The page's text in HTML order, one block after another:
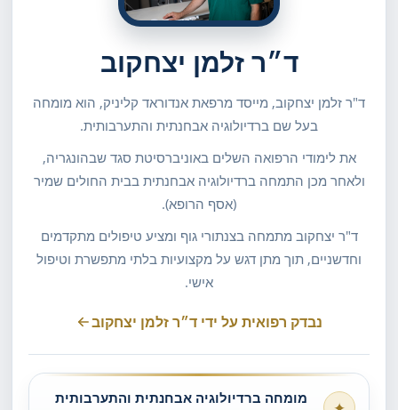
ד״ר זלמן יצחקוב
ד"ר זלמן יצחקוב, מייסד מרפאת אנדוראד קליניק, הוא מומחה
בעל שם ברדיולוגיה אבחנתית והתערבותית.
את לימודי הרפואה השלים באוניברסיטת סגד שבהונגריה,
ולאחר מכן התמחה ברדיולוגיה אבחנתית בבית החולים שמיר
(אסף הרופא).
ד"ר יצחקוב מתמחה בצנתורי גוף ומציע טיפולים מתקדמים
וחדשניים, תוך מתן דגש על מקצועיות בלתי מתפשרת וטיפול
אישי.
נבדק רפואית על ידי ד״ר זלמן יצחקוב
מומחה ברדיולוגיה אבחנתית והתערבותית